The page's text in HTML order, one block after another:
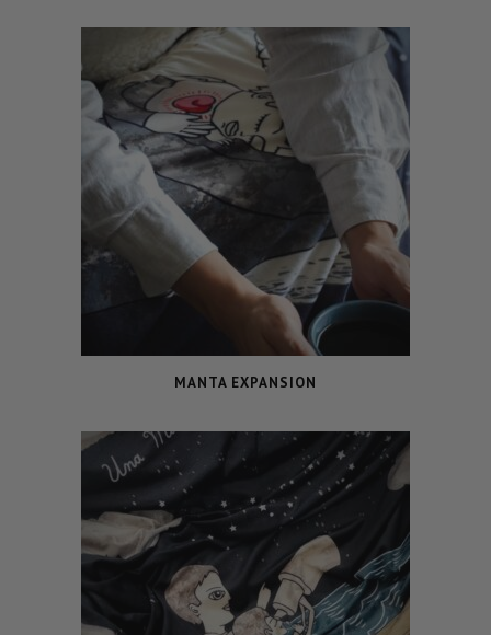
MANTA EXPANSION